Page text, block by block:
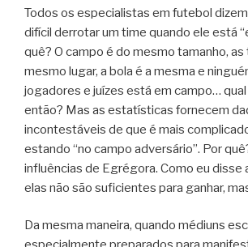
Todos os especialistas em futebol
difícil derrotar um time quando ele está
quê? O campo é do mesmo tamanho,
mesmo lugar, a bola é a mesma e
jogadores e juízes está em campo… qual
então? Mas as estatísticas fornecem
incontestáveis de que é mais
estando “no campo adversário”. Por
influências de Egrégora. Como eu disse
elas não são suficientes para ganhar,
Da mesma maneira, quando médiuns